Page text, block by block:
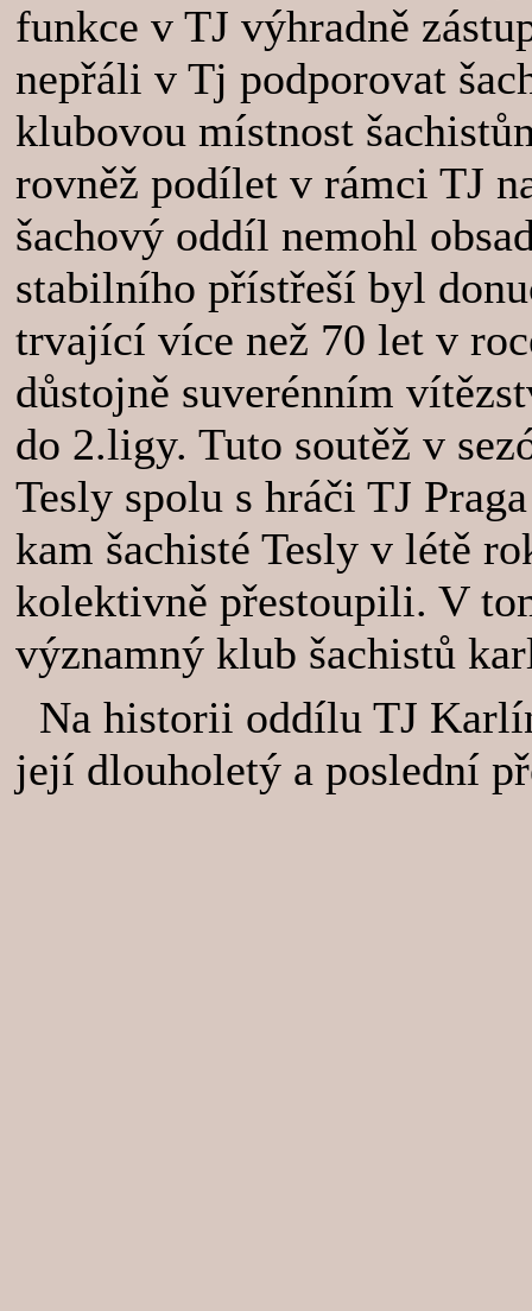
funkce v TJ výhradně
nepřáli v Tj podporovat
klubovou místnost
rovněž podílet v rámci TJ
šachový oddíl nemohl
stabilního přístřeší byl
trvající více než 70 let v
důstojně suverénním
do 2.ligy. Tuto soutěž v
Tesly spolu s hráči TJ
kam šachisté Tesly v létě
kolektivně přestoupili. V
významný klub šachistů
Na historii oddílu TJ
její dlouholetý a poslední